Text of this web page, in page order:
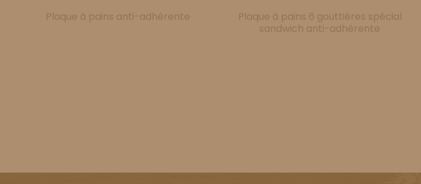
Plaque à pains anti-adhérente
Plaque à pains 6 gouttières spécial
sandwich anti-adhérente